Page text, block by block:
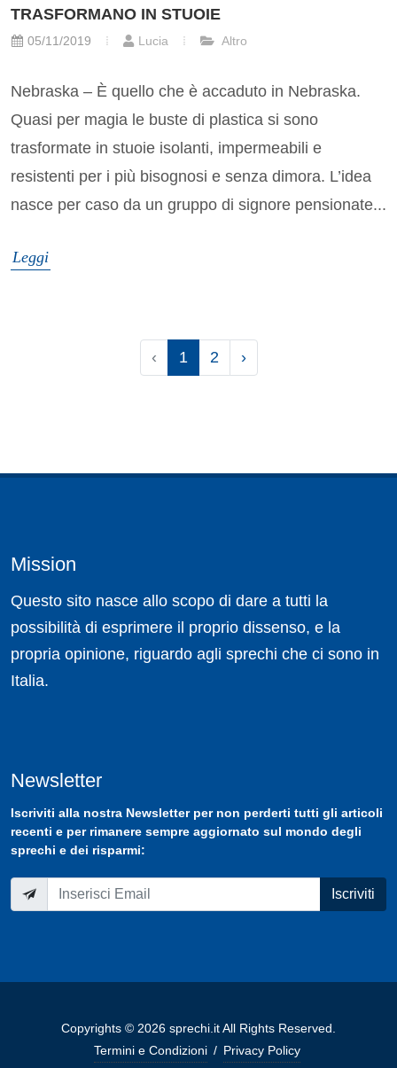
TRASFORMANO IN STUOIE
05/11/2019 Lucia Altro
Nebraska – È quello che è accaduto in Nebraska.
Quasi per magia le buste di plastica si sono
trasformate in stuoie isolanti, impermeabili e
resistenti per i più bisognosi e senza dimora. L’idea
nasce per caso da un gruppo di signore pensionate...
Leggi
‹ 1 2 ›
Mission
Questo sito nasce allo scopo di dare a tutti la
possibilità di esprimere il proprio dissenso, e la
propria opinione, riguardo agli sprechi che ci sono in
Italia.
Newsletter
Iscriviti alla nostra Newsletterper non perderti tutti gli articoli
recenti e per rimanere sempre aggiornato sul mondo degli
sprechi e dei risparmi:
Iscriviti
Copyrights © 2026 sprechi.it All Rights Reserved.
Termini e Condizioni / Privacy Policy